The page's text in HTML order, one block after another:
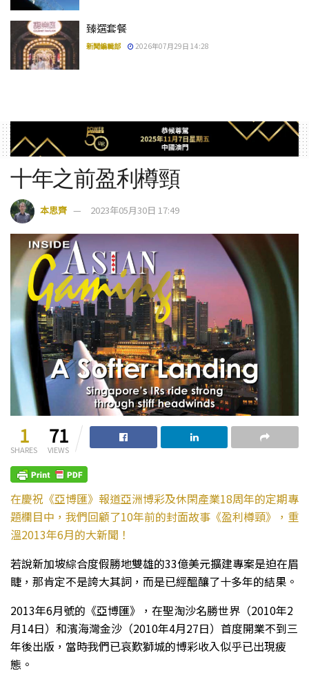
臻選套餐
新聞編輯部 2026年07月29日 14:28
十年之前盈利樽頸
本思齊 2023年05月30日 17:49
1
SHARES
71
VIEWS
在慶祝《亞博匯》報道亞洲博彩及休閑產業18周年的定期專
題欄目中，我們回顧了10年前的封面故事《盈利樽頸》，重
溫2013年6月的大新聞！
若說新加坡綜合度假勝地雙雄的33億美元擴建專案是迫在眉
睫，那肯定不是誇大其詞，而是已經醞釀了十多年的結果。
2013年6月號的《亞博匯》，在聖淘沙名勝世界（2010年2
月14日）和濱海灣金沙（2010年4月27日）首度開業不到三
年後出版，當時我們已哀歎獅城的博彩收入似乎已出現疲
態。